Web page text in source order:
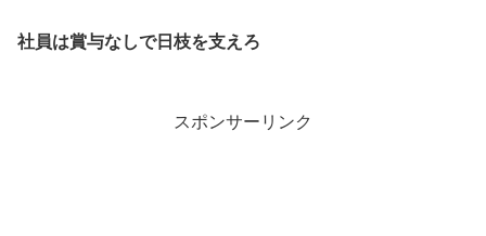
社員は賞与なしで日枝を支えろ
スポンサーリンク